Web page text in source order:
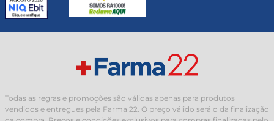
Todas as regras e promoções são válidas apenas para produtos
vendidos e entregues pela Farma 22. O preço válido será o da finalização